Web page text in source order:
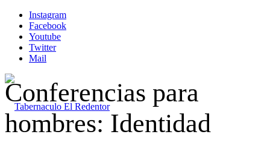
Instagram
Facebook
Youtube
Twitter
Mail
Conferencias para
hombres: Identidad